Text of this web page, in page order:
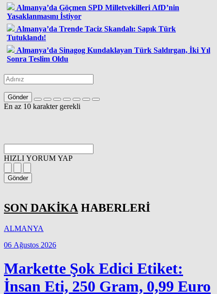
Almanya’da Göçmen SPD Milletvekilleri AfD’nin
Yasaklanmasını İstiyor
Almanya’da Trende Taciz Skandalı: Sapık Türk
Tutuklandı!
Almanya’da Sinagog Kundaklayan Türk Saldırgan, İki Yıl
Sonra Teslim Oldu
Gönder
En az 10 karakter gerekli
HIZLI YORUM YAP
Gönder
SON DAKİKA HABERLERİ
ALMANYA
06 Ağustos 2026
Markette Şok Edici Etiket:
İnsan Eti, 250 Gram, 0,99 Euro